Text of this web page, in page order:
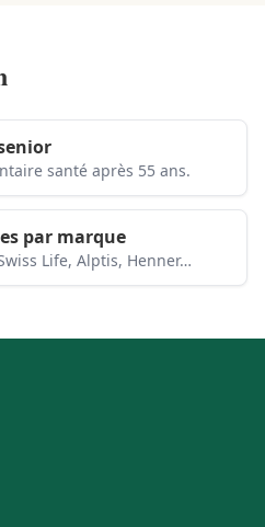
santé après 55 ans.
par marque
Life, Alptis, Henner…